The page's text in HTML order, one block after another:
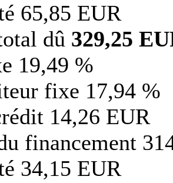
65,85 EUR
dû 329,25
19,49 %
fixe 17,94 %
14,26 EUR
financement
34,15 EUR